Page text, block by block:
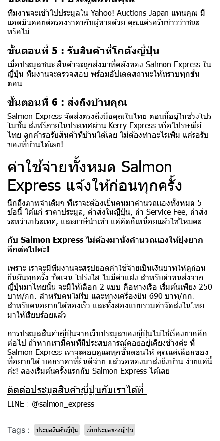
ทีมงานจะเข้าไปประมูลใน Yahoo! Auctions Japan แทนคุณ มี
แอดมินคอยต่อรองราคากับผู้ขายด้วย คุณแค่รอรับข่าวว่าชนะ
หรือไม่
ขั้นตอนที่ 5 : รับสินค้าที่โกดังญี่ปุ่น
เมื่อประมูลชนะ สินค้าจะถูกส่งมาที่คลังของ Salmon Express ใน
ญี่ปุ่น ทีมงานจะตรวจสอบ พร้อมอัปเดตสถานะให้ทราบทุกขั้น
ตอน
ขั้นตอนที่ 6 : ส่งถึงบ้านคุณ
Salmon Express จัดส่งตรงถึงมือคุณในไทย ตอนนี้อยู่ในช่วงโปร
โมชั่น ส่งฟรีภายในประเทศผ่าน Kerry Express หรือไปรษณีย์
ไทย ลูกค้ารอรับสินค้าที่บ้านได้เลย ไม่ต้องทำอะไรเพิ่ม แค่รอรับ
ของที่บ้านได้เลย!
ค่าใช้จ่ายทั้งหมด Salmon
Express แจ้งให้ก่อนทุกครั้ง
นึกถึงภาพจำเดิมๆ ที่เราจะต้องเป็นคนมาคำนวณเองทั้งหมด 5
ข้อนี้ ได้แก่ ราคาประมูล, ค่าส่งในญี่ปุ่น, ค่า Service Fee, ค่าส่ง
ระหว่างประเทศ, และภาษีนำเข้า แค่คิดก็เหนื่อยแล้วใช่ไหมคะ
กับ Salmon Express ไม่ต้องมานั่งคำนวณเองให้ยุ่งยาก
อีกต่อไปค่ะ!
เพราะ เราจะมีทีมงานจะสรุปยอดค่าใช้จ่ายเป็นเงินบาทให้ดูก่อน
ยืนยันทุกครั้ง ชัดเจน โปร่งใส ไม่มีค่าแฝง สำหรับค่าขนส่งจาก
ญี่ปุ่นมาไทยนั้น จะมีให้เลือก 2 แบบ คือทางเรือ เริ่มต้นเพียง 250
บาท/กก. สำหรับคนไม่รีบ และทางเครื่องบิน 690 บาท/กก.
สำหรับคนอยากได้ของเร็ว และทั้งสองแบบรวมค่าจัดส่งในไทย
มาให้เรียบร้อยแล้ว
การประมูลสินค้าญี่ปุ่นจากเว็บประมูลของญี่ปุ่นไม่ใช่เรื่องยากอีก
ต่อไป ถ้าหากเรามีคนที่มีประสบการณ์คอยอยู่เคียงข้างค่ะ ที่
Salmon Express เราจะคอยดูแลทุกขั้นตอนให้ คุณแค่เลือกของ
ที่อยากได้ บอกราคาที่ยินดีจ่าย แล้วรอของมาส่งถึงบ้าน ง่ายแค่นี้
ค่ะ! ลองเริ่มต้นครั้งแรกกับ Salmon Express ได้เลย
ติดต่อประมูลสินค้าญี่ปุ่นกับเราได้ที่
LINE : @salmon_express
Tags : ประมูลสินค้าญี่ปุ่น เว็บประมูลของญี่ปุ่น